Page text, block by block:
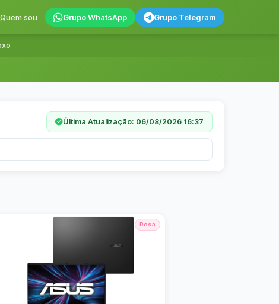
Quem sou Grupo WhatsApp Grupo Telegram
Última Atualização: 06/08/2026 16:37
Rosa